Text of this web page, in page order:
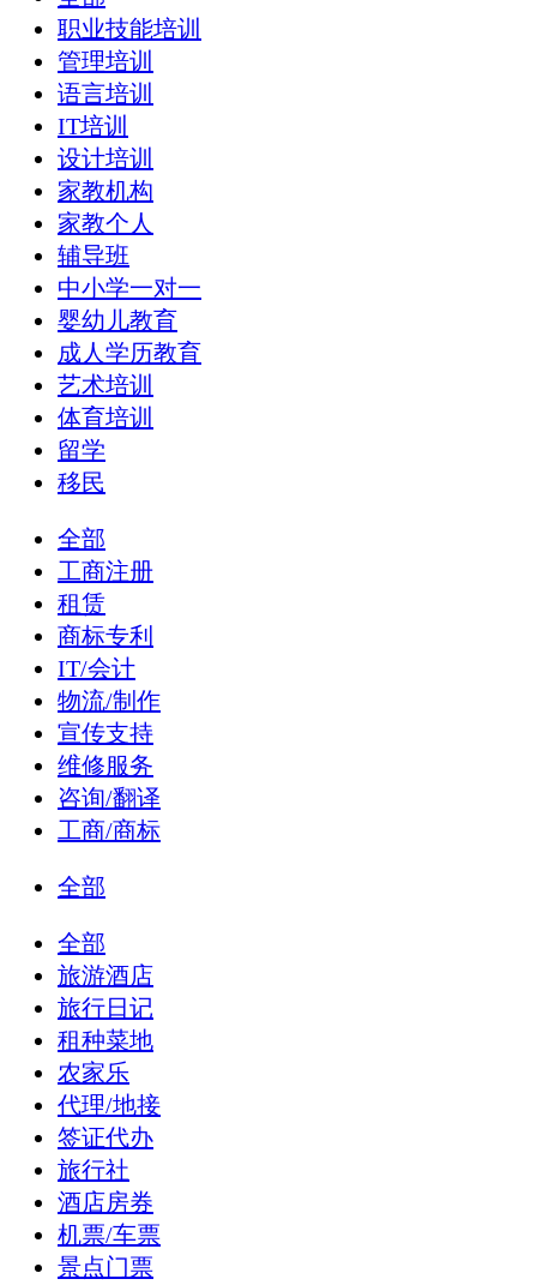
职业技能培训
管理培训
语言培训
IT培训
设计培训
家教机构
家教个人
辅导班
中小学一对一
婴幼儿教育
成人学历教育
艺术培训
体育培训
留学
移民
全部
工商注册
租赁
商标专利
IT/会计
物流/制作
宣传支持
维修服务
咨询/翻译
工商/商标
全部
全部
旅游酒店
旅行日记
租种菜地
农家乐
代理/地接
签证代办
旅行社
酒店房券
机票/车票
景点门票